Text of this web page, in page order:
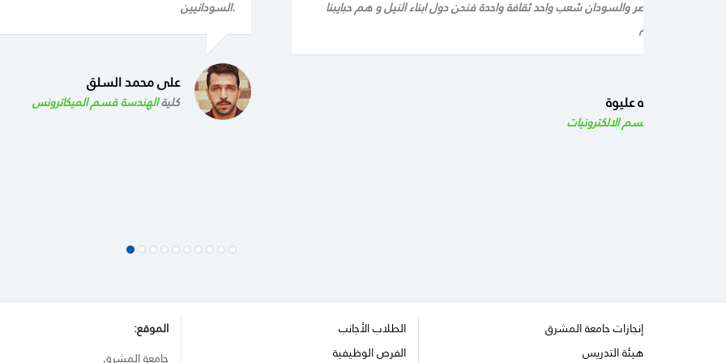
السودانيين.
على محمد السلق
كليةالهندسة قسم الميكاترونس
عن وصفه، مصر والسودان شعب واحد ثقافة واحدة فنحن دول ابناء النيل و هم حبايبنا
الود و الاحترام
اسامة عبد الله عليوة
الهندسة قسم الالكترونيات
الموقع:
جامعة المشرق
الطلاب الأجانب
الفرص الوظيفية
إنجازات جامعة المشرق
هيئة التدريس